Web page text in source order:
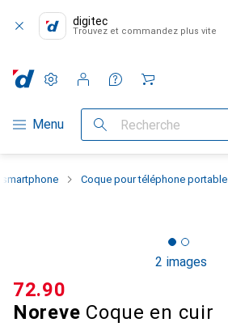
digitec
Trouvez et commandez plus vite
Navigation par catégorie
Menu Recherche
Paramètres
Compte client
Listes de comparaison
Listes d'envies
Panier
Coque pour téléphone portable
2 images
Noreve Coque en cuir
CHF
72.90